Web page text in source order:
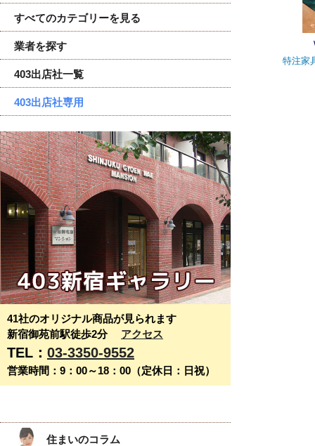
すべてのカテゴリーを見る
業者を探す
403出店社一覧
403出店社専用
41社のオリジナル商品が見られます
新宿御苑前駅徒歩2分 アクセス
TEL： 03-3350-9552
営業時間：9：00～18：00（定休日：日祝）
住まいのコラム
特注家